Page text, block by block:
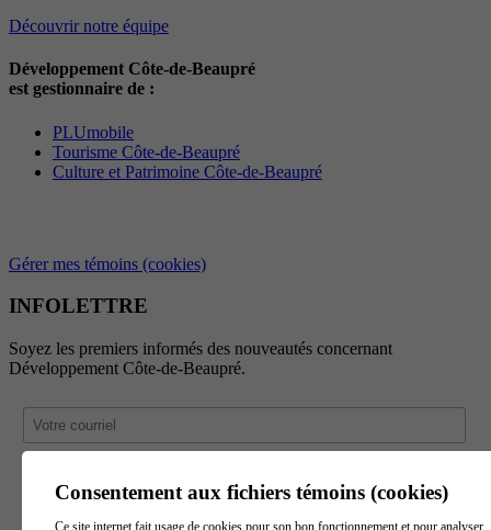
Découvrir notre équipe
Développement Côte-de-Beaupré
est gestionnaire de :
PLUmobile
Tourisme Côte-de-Beaupré
Culture et Patrimoine Côte-de-Beaupré
Gérer mes témoins (cookies)
INFOLETTRE
Soyez les premiers informés des nouveautés concernant
Développement Côte-de-Beaupré.
Consentement aux fichiers témoins (cookies)
Ce site internet fait usage de cookies pour son bon fonctionnement et pour analyser